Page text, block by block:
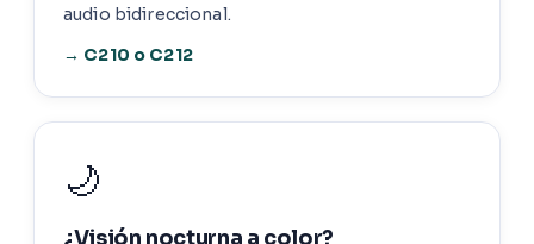
audio bidireccional.
→ C210 o C212
🌙
¿Visión nocturna a color?